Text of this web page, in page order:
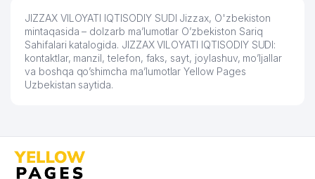
JIZZAX VILOYATI IQTISODIY SUDI Jizzax, O'zbekiston
mintaqasida – dolzarb ma’lumotlar O’zbekiston Sariq
Sahifalari katalogida. JIZZAX VILOYATI IQTISODIY SUDI:
kontaktlar, manzil, telefon, faks, sayt, joylashuv, mo’ljallar
va boshqa qo’shimcha ma’lumotlar Yellow Pages
Uzbekistan saytida.